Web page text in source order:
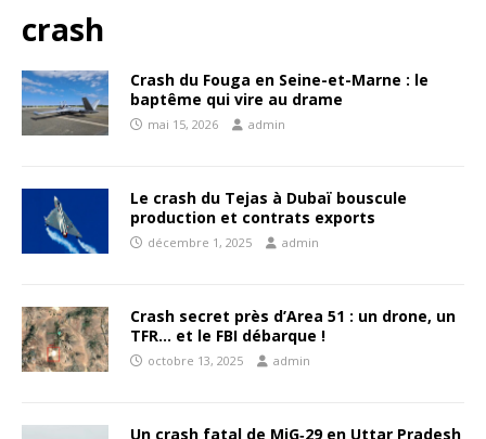
crash
Crash du Fouga en Seine-et-Marne : le
baptême qui vire au drame
mai 15, 2026 admin
Le crash du Tejas à Dubaï bouscule
production et contrats exports
décembre 1, 2025 admin
Crash secret près d’Area 51 : un drone, un
TFR… et le FBI débarque !
octobre 13, 2025 admin
Un crash fatal de MiG‑29 en Uttar Pradesh